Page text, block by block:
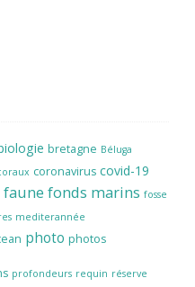
bretagne Béluga
coronavirus covid-19
faune fonds marins fosse
mediterannée
photo photos
profondeurs requin réserve